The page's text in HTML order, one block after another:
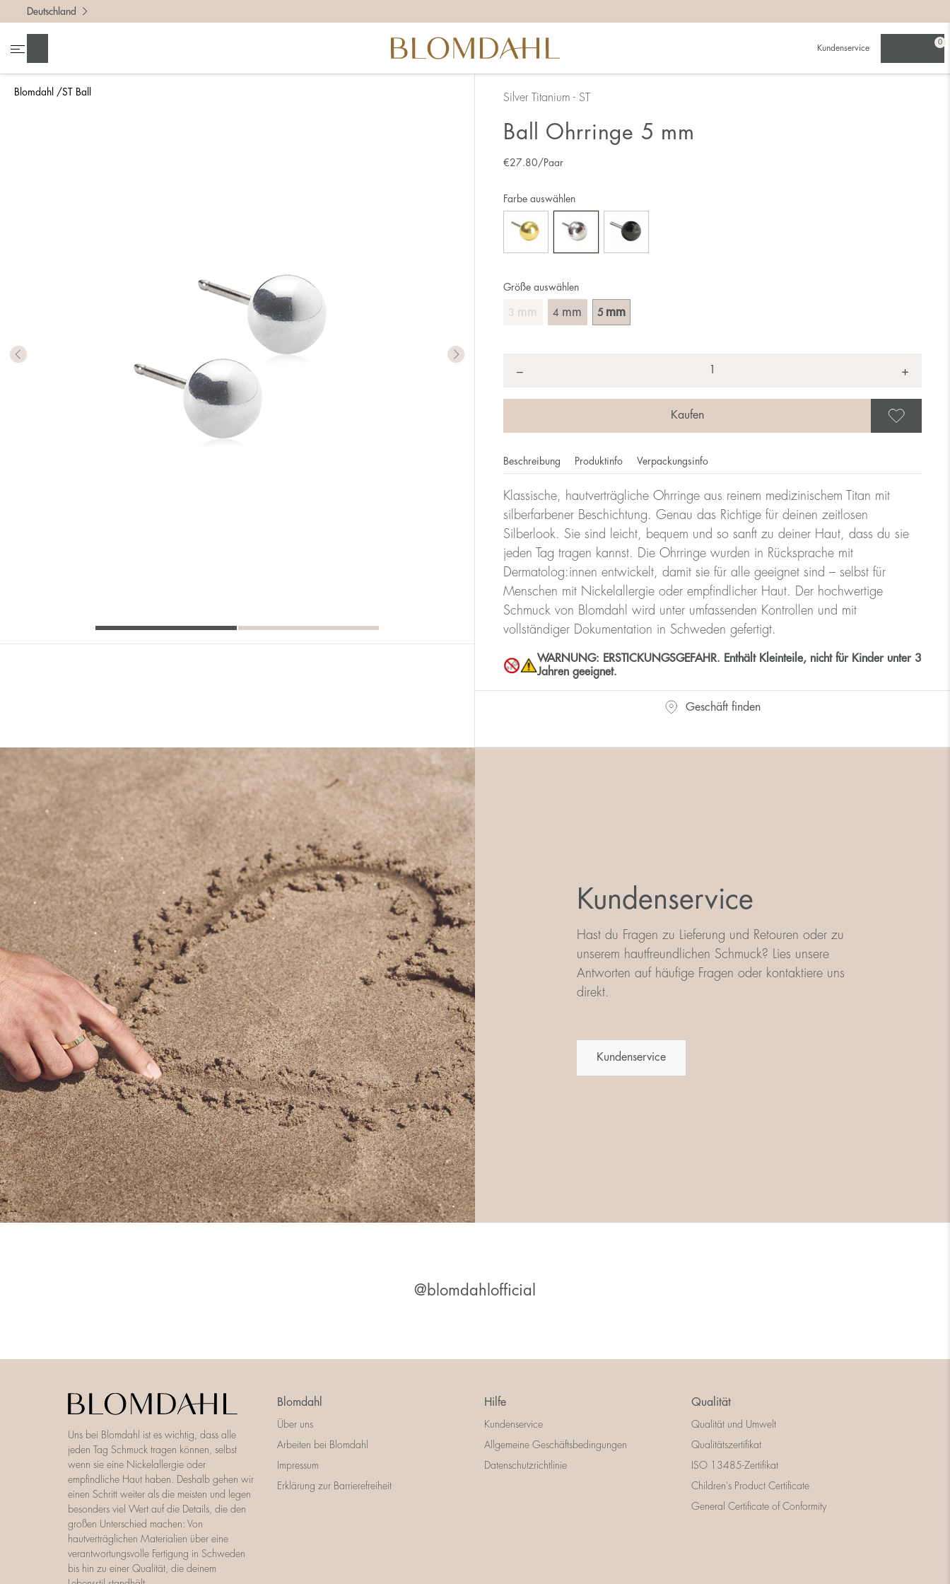
Blomdahl ST Ball
Deutschland
Kundenservice
0
Silver Titanium - ST
Ball Ohrringe 5 mm
€27.80/Paar
Größe auswählen
3 mm 4 mm 5 mm
Farbe auswählen
− +
Beschreibung Produktinfo Verpackungsinfo
Klassische, hautverträgliche Ohrringe aus reinem medizinischem Titan mit
silberfarbener Beschichtung. Genau das Richtige für deinen zeitlosen
Silberlook. Sie sind leicht, bequem und so sanft zu deiner Haut, dass du sie
jeden Tag tragen kannst. Die Ohrringe wurden in Rücksprache mit
Dermatolog:innen entwickelt, damit sie für alle geeignet sind – selbst für
Menschen mit Nickelallergie oder empfindlicher Haut. Der hochwertige
Schmuck von Blomdahl wird unter umfassenden Kontrollen und mit
vollständiger Dokumentation in Schweden gefertigt.
WARNUNG: ERSTICKUNGSGEFAHR. Enthält Kleinteile, nicht für Kinder unter 3
Jahren geeignet.
Geschäft finden
Kundenservice
Hast du Fragen zu Lieferung und Retouren oder zu
unserem hautfreundlichen Schmuck? Lies unsere
Antworten auf häufige Fragen oder kontaktiere uns
direkt.
Kundenservice
@blomdahlofficial
Uns bei Blomdahl ist es wichtig, dass alle
jeden Tag Schmuck tragen können, selbst
wenn sie eine Nickelallergie oder
empfindliche Haut haben. Deshalb gehen wir
einen Schritt weiter als die meisten und legen
besonders viel Wert auf die Details, die den
großen Unterschied machen: Von
hautverträglichen Materialien über eine
verantwortungsvolle Fertigung in Schweden
bis hin zu einer Qualität, die deinem
Blomdahl
Über uns
Arbeiten bei Blomdahl
Impressum
Erklärung zur Barrierefreiheit
Hilfe
Kundenservice
Allgemeine Geschäftsbedingungen
Datenschutzrichtlinie
Qualität
Qualität und Umwelt
Qualitätszertifikat
ISO 13485-Zertifikat
Children's Product Certificate
General Certificate of Conformity